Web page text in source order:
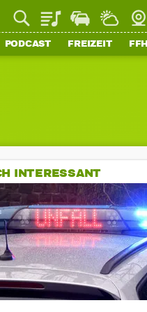
PlaylistStaupilotWetter
PODCAST FREIZEIT
INTERESSANT